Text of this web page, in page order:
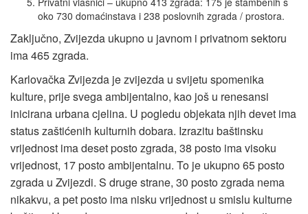
oko 730 domaćinstava i 238 poslovnih zgrada / prostora.
Zaključno, Zvijezda ukupno u javnom i privatnom sektoru
ima 465 zgrada.
Karlovačka Zvijezda je zvijezda u svijetu spomenika
kulture, prije svega ambijentalno, kao još u renesansi
inicirana urbana cjelina. U pogledu objekata njih devet ima
status zaštićenih kulturnih dobara. Izrazitu baštinsku
vrijednost ima deset posto zgrada, 38 posto ima visoku
vrijednost, 17 posto ambijentalnu. To je ukupno 65 posto
zgrada u Zvijezdi. S druge strane, 30 posto zgrada nema
nikakvu, a pet posto ima nisku vrijednost u smislu kulturne